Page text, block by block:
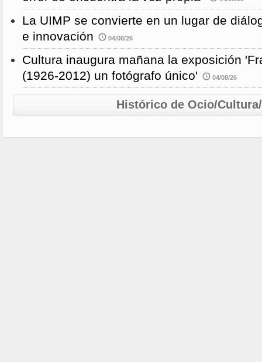
La UIMP se convierte en un lugar de
e innovación
04/08/26
Cultura inaugura mañana la exposición
(1926-2012) un fotógrafo único'
04/08/26
Histórico de Ocio/